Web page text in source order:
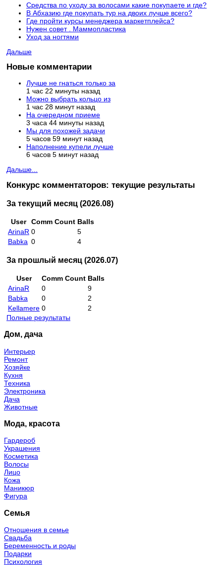
Средства по уходу за волосами какие покупаете и где?
В Абхазию где покупать тур на двоих лучше всего?
Где пройти курсы менеджера маркетплейса?
Нужен совет . Маммопластика
Уход за ногтями
Дальше
Новые комментарии
Лучше не гнаться только за
1 час 22 минуты назад
Можно выбрать кольцо из
1 час 28 минут назад
На очередном приеме
3 часа 44 минуты назад
Мы для похожей задачи
5 часов 59 минут назад
Наполнение купели лучше
6 часов 5 минут назад
Дальше...
Конкурс комментаторов: текущие результаты
За текущий месяц (2026.08)
User Comm Count Balls
ArinaR 0
5
Babka 0 4
За прошлый месяц (2026.07)
User Comm Count Balls
ArinaR
0
9
Babka
0
2
Kellamere 0
2
Полные результаты
Дом, дача
Интерьер
Ремонт
Хозяйке
Кухня
Техника
Электроника
Дача
Животные
Мода, красота
Гардероб
Украшения
Косметика
Волосы
Лицо
Кожа
Маникюр
Фигура
Семья
Отношения в семье
Свадьба
Беременность и роды
Подарки
Психология